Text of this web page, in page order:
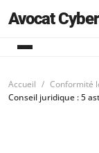
Avocat
Accueil
Conformité
Conseil juridique : 5